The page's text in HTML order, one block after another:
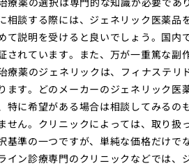
相談する際には、ジェネリック医薬
て説明を受けると良いでしょう。国内
されています。また、万が一重篤な
療薬のジェネリックは、フィナステ
ます。どのメーカーのジェネリック
特に希望がある場合は相談してみる
せん。クリニックによっては、取り
基準の一つですが、単純な価格だけ
イン診療専門のクリニックなどでは